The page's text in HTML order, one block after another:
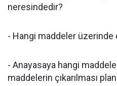
neresindedir?
- Hangi maddeler üzerinde
- Anayasaya hangi
maddelerin çıkarılması